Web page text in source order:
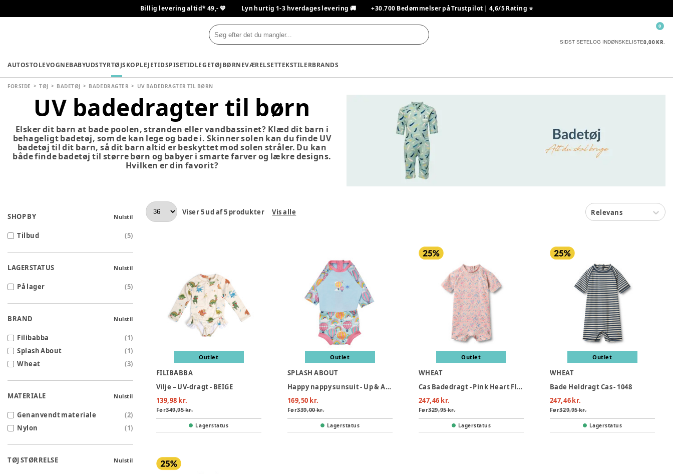
Billig levering altid* 49,- 💙 Lyn hurtig 1-3 hverdages levering 🚚 +30.700 Bedømmelser på Trustpilot | 4,6/5 Rating ⭐️
SIDST SETELOG INDØNSKELISTE0,00 KR.
0
AUTOSTOLEVOGNEBABYUDSTYRTØJSKOPLEJETIDSPISETIDLEGETØJBØRNEVÆRELSETTEKSTILERBRANDS
FORSIDE TØJ BADETØJ BADEDRAGTER UV BADEDRAGTER TIL BØRN
UV badedragter til børn
Elsker dit barn at bade poolen, stranden eller vandbassinet? Klæd dit barn i
behageligt badetøj, som de kan lege og bade i. Skinner solen kan du finde UV
badetøj til dit barn, så dit barn altid er beskyttet mod solen stråler. Du kan
både finde badetøj til større børn og babyer i smarte farver og lækre designs.
Hvilken er din favorit?
SHOP BY Nulstil
Tilbud (5)
LAGERSTATUS Nulstil
På lager (5)
BRAND Nulstil
Filibabba (1)
Splash About
(1)
Wheat
(3)
MATERIALE Nulstil
Genanvendt materiale (2)
Nylon
(1)
TØJ STØRRELSE Nulstil
Viser5ud af5 produkter Vis alle Relevans
Outlet
FILIBABBA
Vilje – UV-dragt - BEIGE
139,98 kr.
Før349,95 kr.
Lagerstatus
Outlet
SPLASH ABOUT
Happy nappy sunsuit - Up & Away Pink
169,50 kr.
Før339,00 kr.
Lagerstatus
Outlet
WHEAT
Cas Badedragt - Pink Heart Flowers
247,46 kr.
Før329,95 kr.
Lagerstatus
Outlet
WHEAT
Bade Heldragt Cas - 1048
247,46 kr.
Før329,95 kr.
Lagerstatus